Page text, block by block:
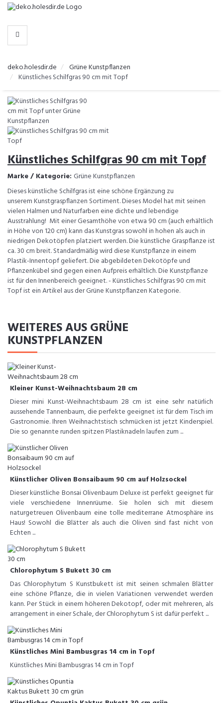
-
KATEGORIEN
deko.holesdir.de
Grüne Kunstpflanzen
Künstliches Schilfgras 90 cm mit Topf
Künstliches Schilfgras 90 cm mit Topf
Marke / Kategorie: Grüne Kunstpflanzen
Dieses künstliche Schilfgras ist eine schöne Ergänzung zu
unserem Kunstgraspflanzen Sortiment. Dieses Model hat mit seinen
vielen Halmen und Naturfarben eine dichte und lebendige
Ausstrahlung! Mit einer Gesamthöhe von etwa 90 cm (auch erhältlich
in Höhe von 120 cm) kann das Kunstgras sowohl in hohen als auch in
niedrigen Dekotöpfen platziert werden. Die künstliche Graspflanze ist
ca. 30 cm breit. Standardmäßig wird diese Kunstpflanze in einem
Plastik-Innentopf geliefert. Die abgebildeten Dekotöpfe und
Pflanzenkübel sind gegen einen Aufpreis erhältlich. Die Kunstpflanze
ist für den Innenbereich geeignet. - Künstliches Schilfgras 90 cm mit
Topf ist ein Artikel aus der Grüne Kunstpflanzen Kategorie.
WEITERES AUS GRÜNE
KUNSTPFLANZEN
Kleiner Kunst-Weihnachtsbaum 28 cm
Dieser mini Kunst-Weihnachtsbaum 28 cm ist eine sehr natürlich
aussehende Tannenbaum, die perfekte geeignet ist für dem Tisch im
Gastronomie. Ihren Weihnachtstisch schmücken ist jetzt Kinderspiel.
Die so genannte runden spitzen Plastiknadeln laufen zum ...
Künstlicher Oliven Bonsaibaum 90 cm auf Holzsockel
Dieser künstliche Bonsai Olivenbaum Deluxe ist perfekt geeignet für
viele verschiedene Innenrüume. Sie holen sich mit diesem
naturgetreuen Olivenbaum eine tolle mediterrane Atmosphäre ins
Haus! Sowohl die Blätter als auch die Oliven sind fast nicht von
Echten ...
Chlorophytum S Bukett 30 cm
Das Chlorophytum S Kunstbukett ist mit seinen schmalen Blätter
eine schöne Pflanze, die in vielen Variationen verwendet werden
kann. Per Stück in einem höheren Dekotopf, oder mit mehreren, als
arrangement in einer Schale, der Chlorophytum S ist dafür perfekt ...
Künstliches Mini Bambusgras 14 cm in Topf
Künstliches Mini Bambusgras 14 cm in Topf